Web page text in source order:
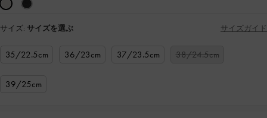
サイズ: サイズを選ぶ サイズガイド
35/22.5cm 36/23cm 37/23.5cm 38/24.5cm
39/25cm